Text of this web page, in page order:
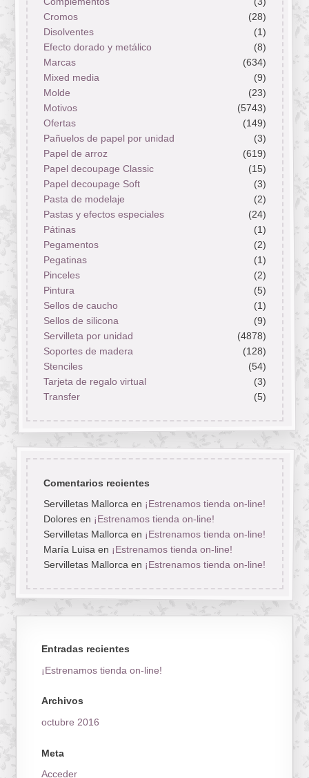
Cromos
(28)
Disolventes
(1)
Efecto dorado y metálico
(8)
Marcas
(634)
Mixed media
(9)
Molde
(23)
Motivos
(5743)
Ofertas
(149)
Pañuelos de papel por unidad
(3)
Papel de arroz
(619)
Papel decoupage Classic
(15)
Papel decoupage Soft
(3)
Pasta de modelaje
(2)
Pastas y efectos especiales
(24)
Pátinas
(1)
Pegamentos
(2)
Pegatinas
(1)
Pinceles
(2)
Pintura
(5)
Sellos de caucho
(1)
Sellos de silicona
(9)
Servilleta por unidad
(4878)
Soportes de madera
(128)
Stenciles
(54)
Tarjeta de regalo virtual
(3)
Transfer
(5)
Comentarios recientes
Servilletas Mallorcaen ¡Estrenamos tienda on-line!
Doloresen ¡Estrenamos tienda on-line!
Servilletas Mallorcaen ¡Estrenamos tienda on-line!
María Luisaen ¡Estrenamos tienda on-line!
Servilletas Mallorcaen ¡Estrenamos tienda on-line!
Entradas recientes
¡Estrenamos tienda on-line!
Archivos
octubre 2016
Meta
Acceder